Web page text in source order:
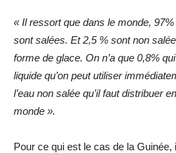
« Il ressort que dans le monde, 97%
sont salées. Et 2,5 % sont non
forme de glace. On n’a que 0,8%
liquide qu’on peut utiliser
l’eau non salée qu’il faut distribuer
monde ».
Pour ce qui est le cas de la Guinée,